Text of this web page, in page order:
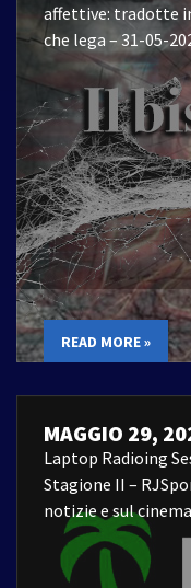
affettive: tradotte
che lega – 31-05-
READ MORE »
MAGGIO 29,
Laptop Radioing
Stagione II –
notizie e sul